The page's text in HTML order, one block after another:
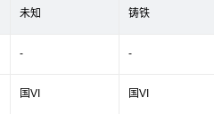
未知 铸铁
- -
国VI 国VI